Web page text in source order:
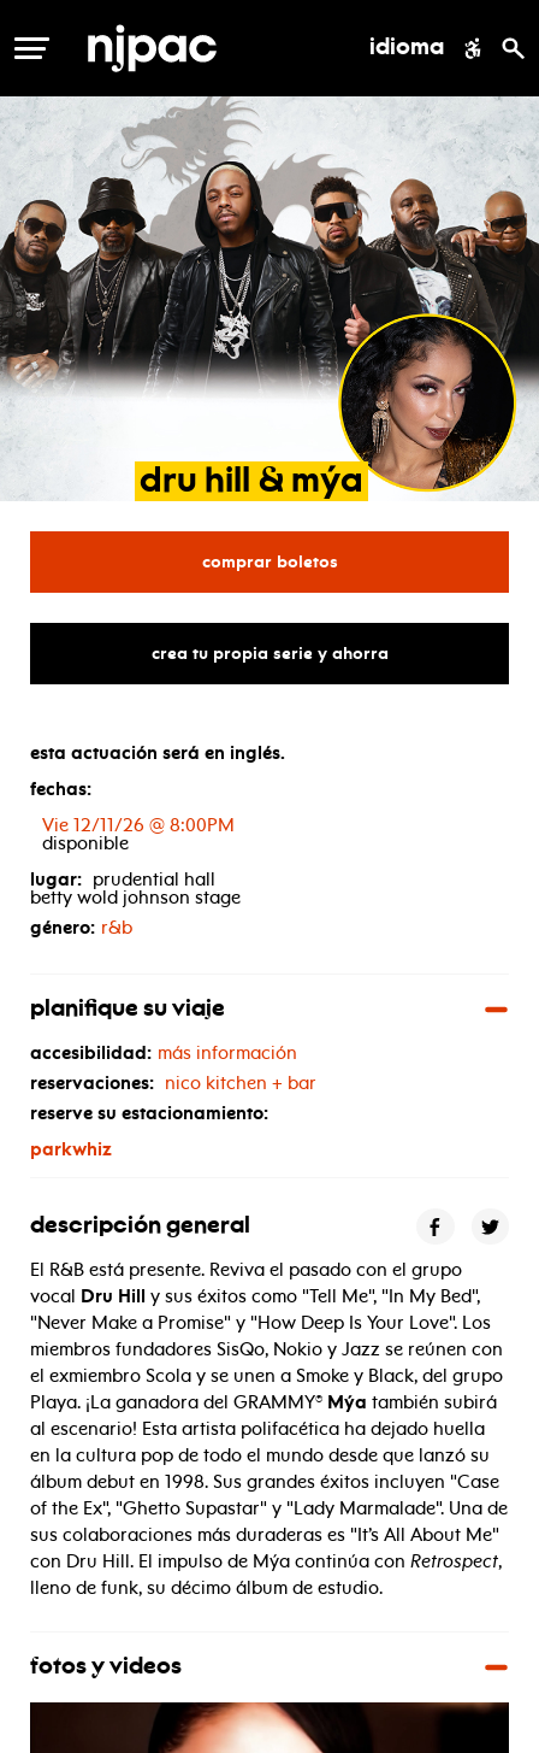
MENÚ idioma
dru hill & mýa
comprar boletospara dru hill & mýa
crea tu propia serie y ahorra
esta actuación será en inglés.
fechas:
Vie 12/11/26 @ 8:00PM
disponible
lugar: prudential hall
betty wold johnson stage
género: r&b
planifique su viaje
accesibilidad: más información
reservaciones: nico kitchen + bar
reserve su estacionamiento:
parkwhiz
descripción general
El R&B está presente. Reviva el pasado con el grupo
vocal Dru Hill y sus éxitos como "Tell Me", "In My Bed",
"Never Make a Promise" y "How Deep Is Your Love". Los
miembros fundadores SisQo, Nokio y Jazz se reúnen con
el exmiembro Scola y se unen a Smoke y Black, del grupo
Playa. ¡La ganadora del GRAMMY® Mýa también subirá
al escenario! Esta artista polifacética ha dejado huella
en la cultura pop de todo el mundo desde que lanzó su
álbum debut en 1998. Sus grandes éxitos incluyen "Case
of the Ex", "Ghetto Supastar" y "Lady Marmalade". Una de
sus colaboraciones más duraderas es "It’s All About Me"
con Dru Hill. El impulso de Mýa continúa con Retrospect,
lleno de funk, su décimo álbum de estudio.
fotos y videos